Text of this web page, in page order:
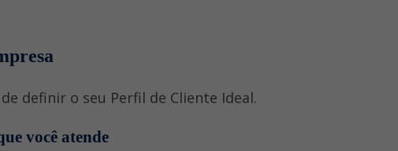
definir o seu Perfil de Cliente Ideal.
você atende